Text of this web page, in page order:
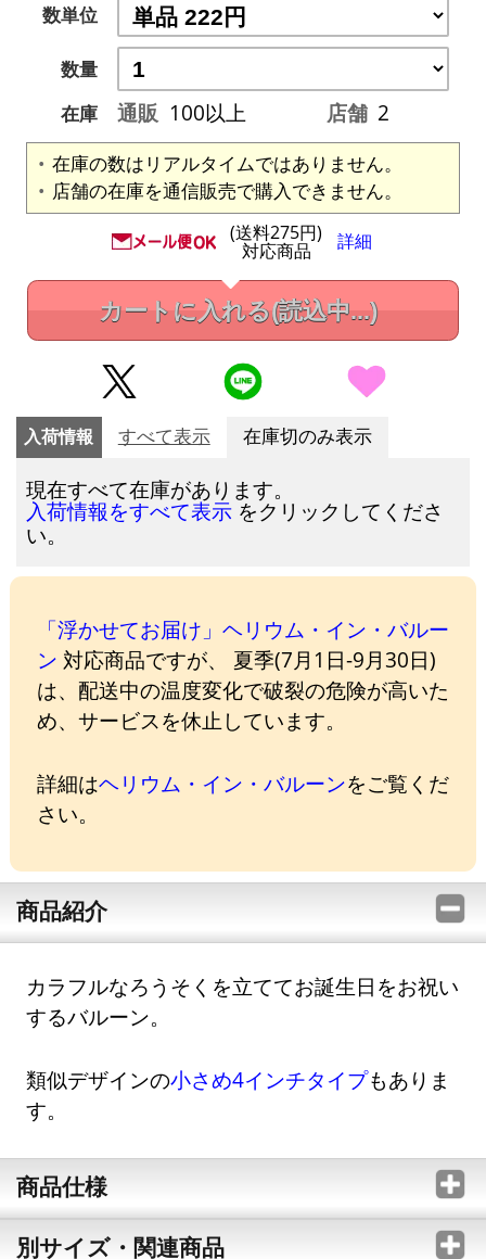
数単位
数量
在庫
通販 100以上 店舗 2
在庫の数はリアルタイムではありません。
店舗の在庫を通信販売で購入できません。
(送料275円)
対応商品 詳細
カートに入れる(読込中...)
入荷情報 すべて表示 在庫切のみ表示
現在すべて在庫があります。
入荷情報をすべて表示 をクリックしてくださ
い。
「浮かせてお届け」ヘリウム・イン・バルー
ン 対応商品ですが、 夏季(7月1日-9月30日)
は、配送中の温度変化で破裂の危険が高いた
め、サービスを休止しています。
詳細はヘリウム・イン・バルーンをご覧くだ
さい。
商品紹介
カラフルなろうそくを立ててお誕生日をお祝い
するバルーン。
類似デザインの小さめ4インチタイプもありま
す。
商品仕様
別サイズ・関連商品